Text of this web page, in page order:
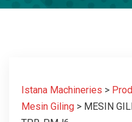
Istana Machineries >
Mesin Giling > MESIN